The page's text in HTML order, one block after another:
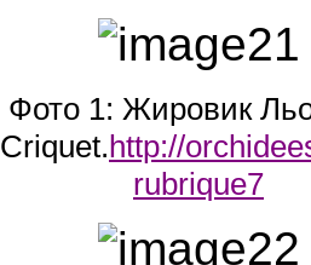
Фото 1: Жировик
Criquet.http://
rubrique7